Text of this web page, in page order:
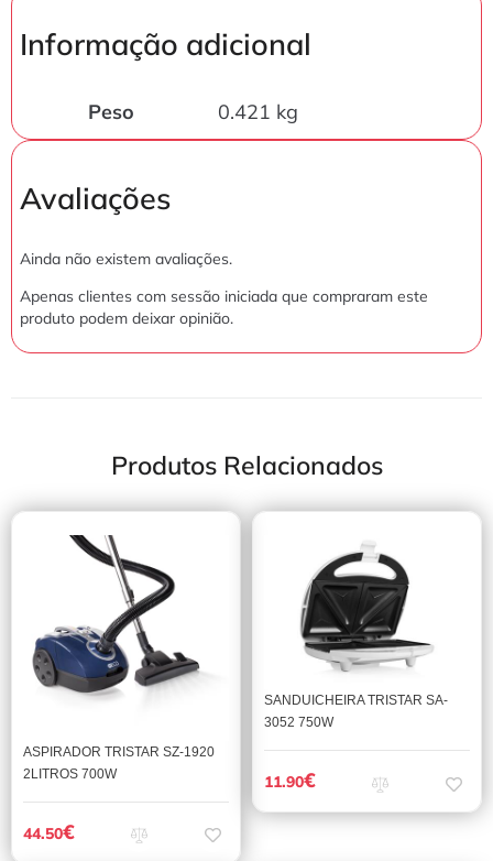
Informação adicional
Peso 0.421 kg
Avaliações
Ainda não existem avaliações.
Apenas clientes com sessão iniciada que compraram este
produto podem deixar opinião.
Produtos Relacionados
ASPIRADOR TRISTAR SZ-1920
2LITROS 700W
44.50€
SANDUICHEIRA TRISTAR SA-
3052 750W
11.90€